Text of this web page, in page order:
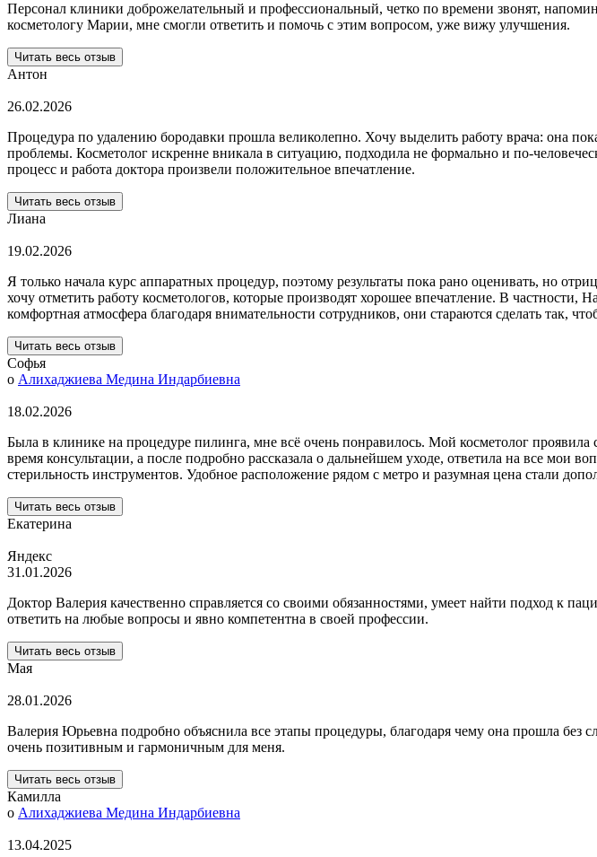
Персонал клиники доброжелательный и профессиональный, четко по времени звонят,
косметологу Марии, мне смогли ответить и помочь с этим вопросом, уже вижу улучшения.
Читать весь отзыв
Антон
26.02.2026
Процедура по удалению бородавки прошла великолепно. Хочу выделить работу врача: она
проблемы. Косметолог искренне вникала в ситуацию, подходила не формально и по-
процесс и работа доктора произвели положительное впечатление.
Читать весь отзыв
Лиана
19.02.2026
Я только начала курс аппаратных процедур, поэтому результаты пока рано оценивать, но
хочу отметить работу косметологов, которые производят хорошее впечатление. В частности,
комфортная атмосфера благодаря внимательности сотрудников, они стараются сделать так,
Читать весь отзыв
Софья
о Алихаджиева Медина Индарбиевна
18.02.2026
Была в клинике на процедуре пилинга, мне всё очень понравилось. Мой косметолог
время консультации, а после подробно рассказала о дальнейшем уходе, ответила на все мои
стерильность инструментов. Удобное расположение рядом с метро и разумная цена стали
Читать весь отзыв
Екатерина
Яндекс
31.01.2026
Доктор Валерия качественно справляется со своими обязанностями, умеет найти подход к
ответить на любые вопросы и явно компетентна в своей профессии.
Читать весь отзыв
Мая
28.01.2026
Валерия Юрьевна подробно объяснила все этапы процедуры, благодаря чему она прошла без
очень позитивным и гармоничным для меня.
Читать весь отзыв
Камилла
о Алихаджиева Медина Индарбиевна
13.04.2025